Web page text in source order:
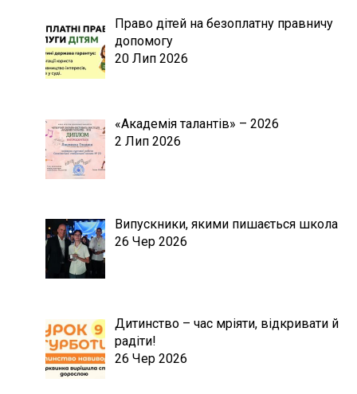
Право дітей на безоплатну правничу
допомогу
20 Лип 2026
«Академія талантів» – 2026
2 Лип 2026
Випускники, якими пишається школа
26 Чер 2026
Дитинство – час мріяти, відкривати й
радіти!
26 Чер 2026